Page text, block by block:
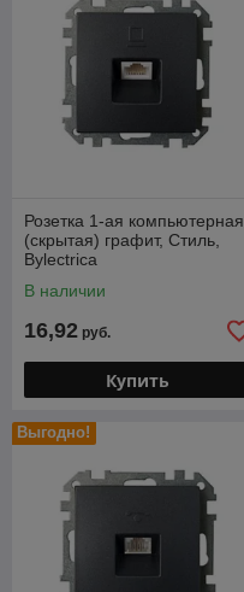
Розетка 1-ая компьютерная
(скрытая) графит, Стиль,
Bylectrica
В наличии
16,92 руб.
Купить
Выгодно!